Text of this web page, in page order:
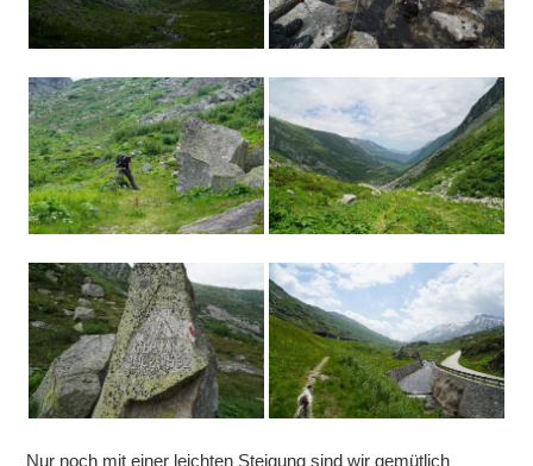
Nur noch mit einer leichten Steigung sind wir gemütlich